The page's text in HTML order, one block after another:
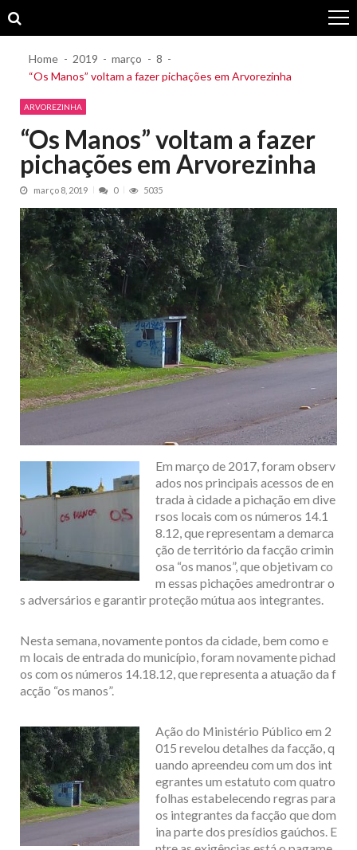
to
to
Home 2019 março
8
“Os Manos” voltam a fazer pichações em Arvorezinha
ARVOREZINHA
“Os Manos” voltam a fazer
pichações em Arvorezinha
março 8, 2019 0 5035
Em março de 2017, foram observ
ados nos principais acessos de en
trada à cidade a pichação em dive
rsos locais com os números 14.1
8.12, que representam a demarca
ção de território da facção crimin
osa “os manos”, que objetivam co
m essas pichações amedrontrar o
s adversários e garantir proteção mútua aos integrantes.
Nesta semana, novamente pontos da cidade, bem como e
m locais de entrada do município, foram novamente pichad
os com os números 14.18.12, que representa a atuação da f
acção “os manos”.
Ação do Ministério Público em 2
015 revelou detalhes da facção, q
uando apreendeu com um dos int
egrantes um estatuto com quatro
folhas estabelecendo regras para
os integrantes da facção que dom
ina parte dos presídios gaúchos. E